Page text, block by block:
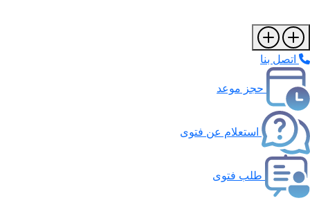
اتصل بنا
حجز موعد
استعلام عن فتوى
طلب فتوى